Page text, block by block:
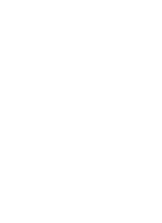
(txo)